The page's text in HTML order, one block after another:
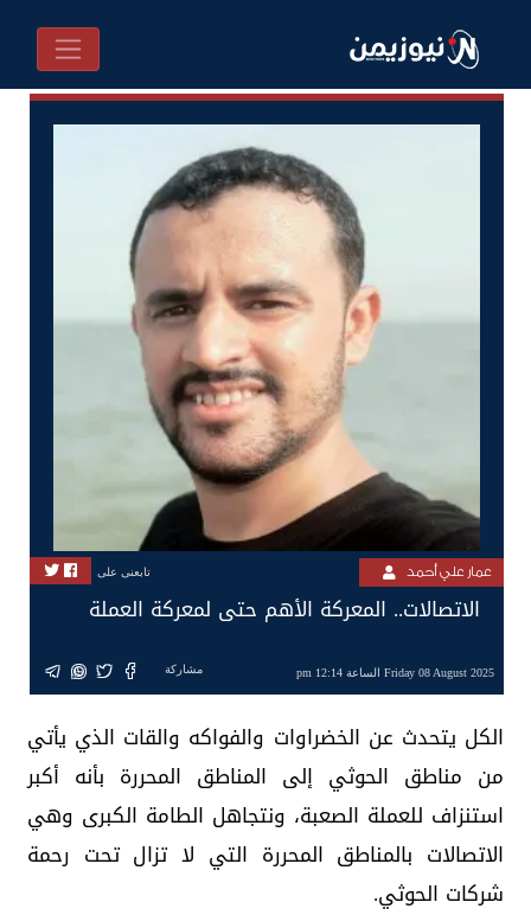
عمار علي أحمد تابعنى على
الاتصالات.. المعركة الأهم حتى لمعركة العملة
Friday 08 August 2025 الساعة 12:14 pm مشاركة
الكل يتحدث عن الخضراوات والفواكه والقات الذي يأتي
من مناطق الحوثي إلى المناطق المحررة بأنه أكبر
استنزاف للعملة الصعبة، ونتجاهل الطامة الكبرى وهي
الاتصالات بالمناطق المحررة التي لا تزال تحت رحمة
شركات الحوثي.